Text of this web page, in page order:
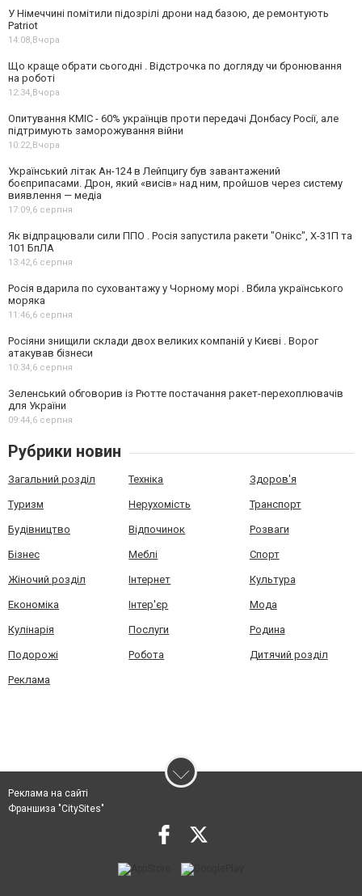
У Німеччині помітили підозрілі дрони над базою, де ремонтують
Patriot
14:08, Вчора
Що краще обрати сьогодні . Відстрочка по догляду чи бронювання
на роботі
12:34, Вчора
Опитування КМІС - 60% українців проти передачі Донбасу Росії, але
підтримують заморожування війни
10:22, Вчора
Український літак Ан-124 в Лейпцигу був завантажений
боєприпасами. Дрон, який «висів» над ним, пройшов через систему
виявлення — медіа
17:09,6 серпня
Як відпрацювали сили ППО . Росія запустила ракети "Онікс", Х-31П та
101 БпЛА
13:42,6 серпня
Росія вдарила по суховантажу у Чорному морі . Вбила українського
моряка
11:46,6 серпня
Росіяни знищили склади двох великих компаній у Києві . Ворог
атакував бізнеси
10:34,6 серпня
Зеленський обговорив із Рютте постачання ракет-перехоплювачів
для України
09:44,6 серпня
Рубрики новин
Загальний розділ Техніка Здоров'я
Туризм Нерухомість Транспорт
Будівництво Відпочинок Розваги
Бізнес Меблі Спорт
Жіночий розділ Інтернет Культура
Економіка Інтер'єр Мода
Кулінарія Послуги Родина
Подорожі Робота Дитячий розділ
Реклама
Реклама на сайті
Франшиза "CitySites"